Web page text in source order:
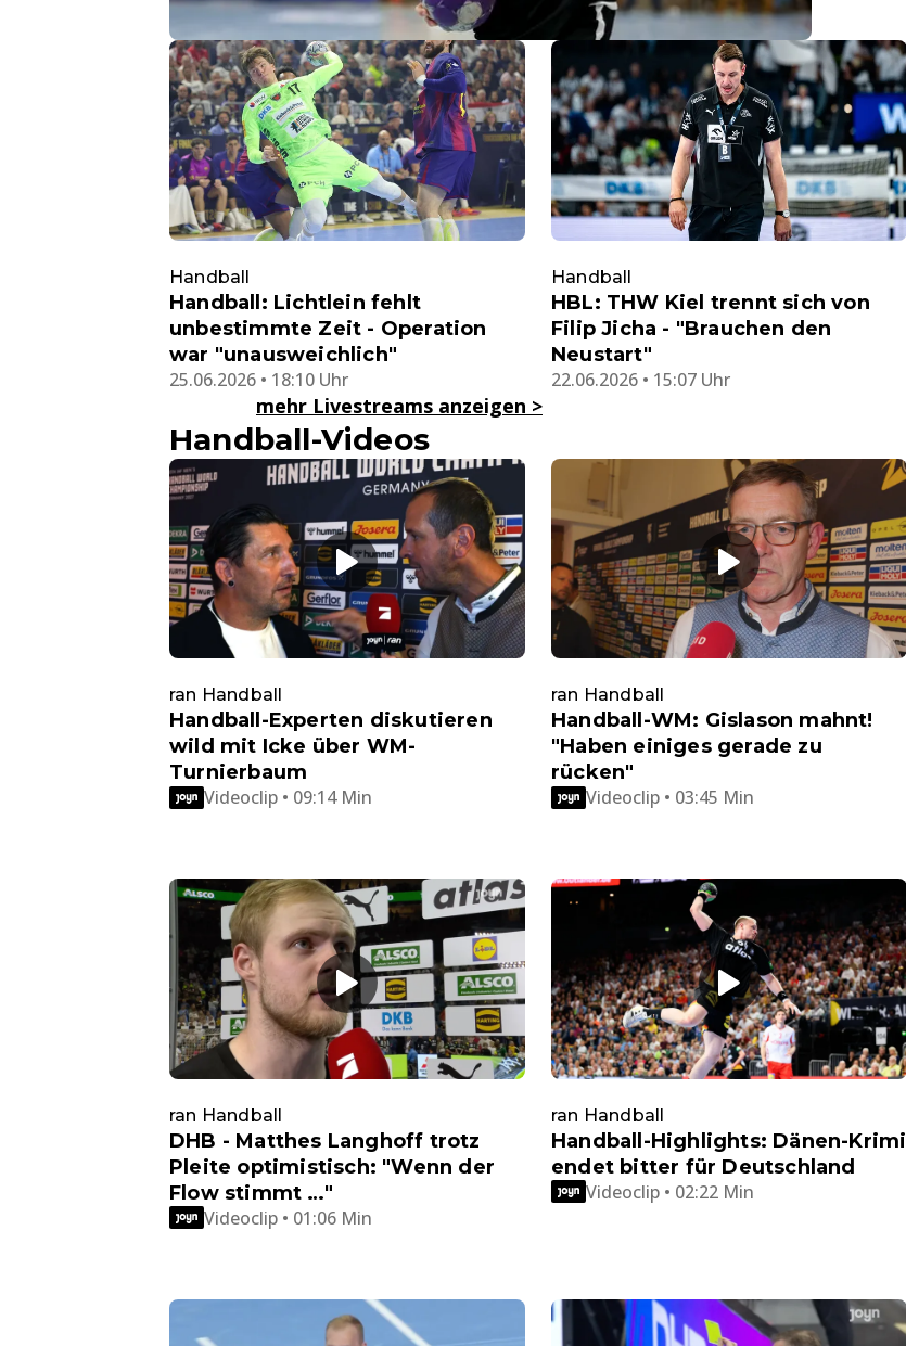
Handball
Handball: Lichtlein fehlt
unbestimmte Zeit - Operation
war "unausweichlich"
25.06.2026 • 18:10 Uhr
Handball
HBL: THW Kiel trennt sich von
Filip Jicha - "Brauchen den
Neustart"
22.06.2026 • 15:07 Uhr
mehr Livestreams anzeigen >
Handball-Videos
ran Handball
Handball-Experten diskutieren
wild mit Icke über WM-
Turnierbaum
Videoclip • 09:14 Min
ran Handball
Handball-WM: Gislason mahnt!
"Haben einiges gerade zu
rücken"
Videoclip • 03:45 Min
ran Handball
DHB - Matthes Langhoff trotz
Pleite optimistisch: "Wenn der
Flow stimmt …"
Videoclip • 01:06 Min
ran Handball
Handball-Highlights: Dänen-Krimi
endet bitter für Deutschland
Videoclip • 02:22 Min